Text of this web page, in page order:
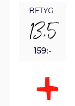
BETYG
13,5
159:-